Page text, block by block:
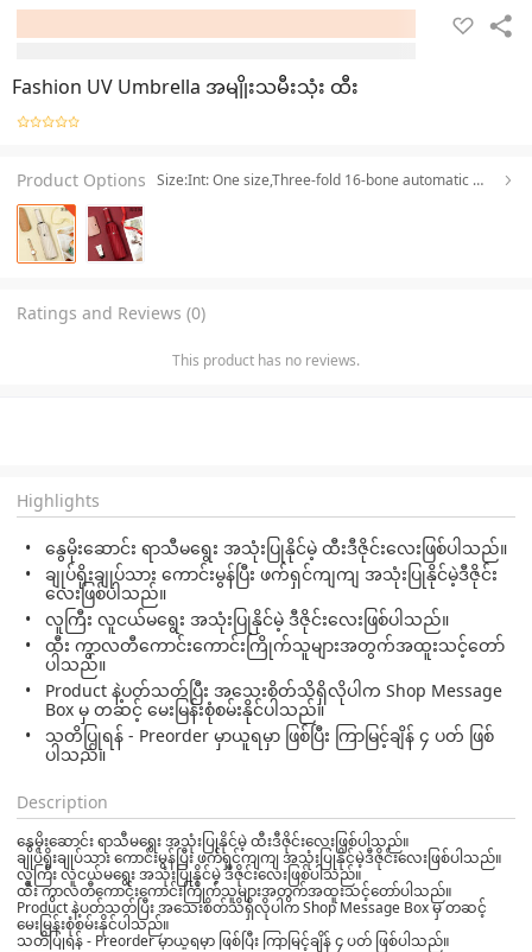
Fashion UV Umbrella အမျိုးသမီးသုံး ထီး
Product Options Size:Int: One size,Three-fold 16-bone automatic N matte color handle beige
Ratings and Reviews (0)
This product has no reviews.
Highlights
နွေမိုးဆောင်း ရာသီမရွေး အသုံးပြုနိုင်မဲ့ ထီးဒီဇိုင်းလေးဖြစ်ပါသည်။
ချုပ်ရိုးချုပ်သား ကောင်းမွန်ပြီး ဖက်ရှင်ကျကျ အသုံးပြုနိုင်မဲ့ဒီဇိုင်း
လေးဖြစ်ပါသည်။
လူကြီး လူငယ်မရွေး အသုံးပြုနိုင်မဲ့ ဒီဇိုင်းလေးဖြစ်ပါသည်။
ထီး ကွာလတီကောင်းကောင်းကြိုက်သူများအတွက်အထူးသင့်တော်
ပါသည်။
Product နဲ့ပတ်သတ်ပြီး အသေးစိတ်သိရှိလိုပါက Shop Message
Box မှ တဆင့် မေးမြန်းစုံစမ်းနိုင်ပါသည်။
သတိပြုရန် - Preorder မှာယူရမှာ ဖြစ်ပြီး ကြာမြင့်ချိန် ၄ ပတ် ဖြစ်
ပါသည်။
Description
နွေမိုးဆောင်း ရာသီမရွေး အသုံးပြုနိုင်မဲ့ ထီးဒီဇိုင်းလေးဖြစ်ပါသည်။
ချုပ်ရိုးချုပ်သား ကောင်းမွန်ပြီး ဖက်ရှင်ကျကျ အသုံးပြုနိုင်မဲ့ဒီဇိုင်းလေးဖြစ်ပါသည်။
လူကြီး လူငယ်မရွေး အသုံးပြုနိုင်မဲ့ ဒီဇိုင်းလေးဖြစ်ပါသည်။
ထီး ကွာလတီကောင်းကောင်းကြိုက်သူများအတွက်အထူးသင့်တော်ပါသည်။
Product နဲ့ပတ်သတ်ပြီး အသေးစိတ်သိရှိလိုပါက Shop Message Box မှ တဆင့်
မေးမြန်းစုံစမ်းနိုင်ပါသည်။
သတိပြုရန် - Preorder မှာယူရမှာ ဖြစ်ပြီး ကြာမြင့်ချိန် ၄ ပတ် ဖြစ်ပါသည်။